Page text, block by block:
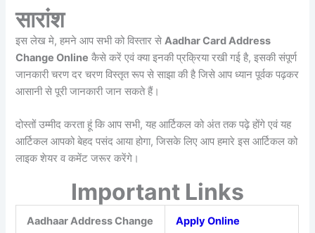
सारांश
इस लेख मे, हमने आप सभी को विस्तार सेAadhar Card Address
Change Online कैसे करें एवं क्या इनकी प्रक्रिया रखी गई है, इसकी संपूर्ण
जानकारी चरण दर चरण विस्तृत रूप से साझा की है जिसे आप ध्यान पूर्वक पढ़कर
आसानी से पूरी जानकारी जान सकते हैं।
दोस्तों उम्मीद करता हूं कि आप सभी, यह आर्टिकल को अंत तक पढ़े होंगे एवं यह
आर्टिकल आपको बेहद पसंद आया होगा, जिसके लिए आप हमारे इस आर्टिकल को
लाइक शेयर व कमेंट जरूर करेंगे।
Important Links
Aadhaar Address Change Apply Online